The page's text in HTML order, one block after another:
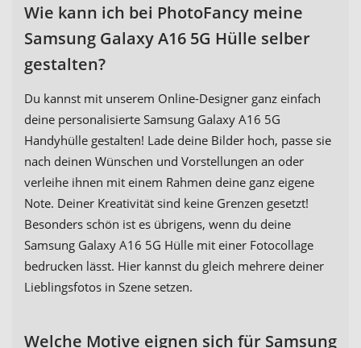
Wie kann ich bei PhotoFancy meine
Samsung Galaxy A16 5G Hülle selber
gestalten?
Du kannst mit unserem Online-Designer ganz einfach
deine personalisierte Samsung Galaxy A16 5G
Handyhülle gestalten! Lade deine Bilder hoch, passe sie
nach deinen Wünschen und Vorstellungen an oder
verleihe ihnen mit einem Rahmen deine ganz eigene
Note. Deiner Kreativität sind keine Grenzen gesetzt!
Besonders schön ist es übrigens, wenn du deine
Samsung Galaxy A16 5G Hülle mit einer Fotocollage
bedrucken lässt. Hier kannst du gleich mehrere deiner
Lieblingsfotos in Szene setzen.
Welche Motive eignen sich für Samsung